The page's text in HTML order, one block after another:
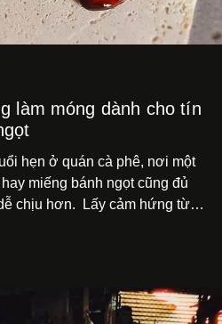
làm móng dành cho tín
hẹn ở quán cà phê, nơi một
miếng bánh ngọt cũng đủ
chịu hơn.
Lấy cảm hứng từ
kem, trắng ngà cùng những
mẫu nail được yêu thích